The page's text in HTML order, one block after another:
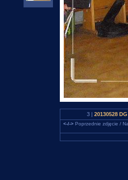
3 | 20130528
<-/->Poprzednie zdjęcie /